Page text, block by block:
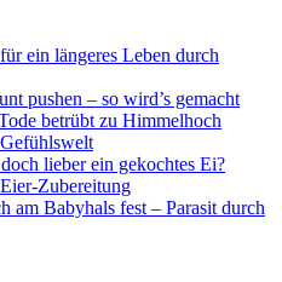
ein längeres Leben durch
pushen – so wird’s gemacht
betrübt zu Himmelhoch
lieber ein gekochtes Ei?
Zubereitung
am Babyhals fest – Parasit durch